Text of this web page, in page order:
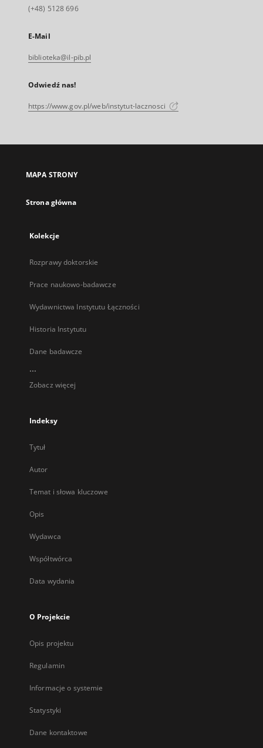
(+48) 5128 696
E-Mail
biblioteka@il-pib.pl
Odwiedź nas!
https://www.gov.pl/web/instytut-lacznosci
MAPA STRONY
Strona główna
Kolekcje
Rozprawy doktorskie
Prace naukowo-badawcze
Wydawnictwa Instytutu Łączności
Historia Instytutu
Dane badawcze
...
Zobacz więcej
Indeksy
Tytuł
Autor
Temat i słowa kluczowe
Opis
Wydawca
Współtwórca
Data wydania
O Projekcie
Opis projektu
Regulamin
Informacje o systemie
Statystyki
Dane kontaktowe